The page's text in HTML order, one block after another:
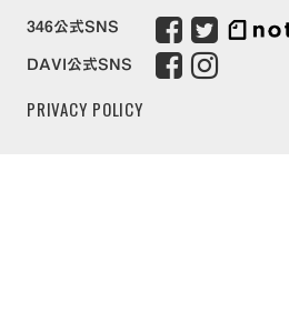
346公式SNS
DAVI公式SNS
PRIVACY POLICY